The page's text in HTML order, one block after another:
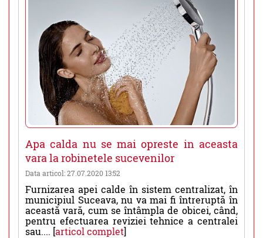
Apa calda nu se mai opreste in aceasta
vara la robinetele sucevenilor
Data articol: 27.07.2020 13:52
Furnizarea apei calde în sistem centralizat, în
municipiul Suceava, nu va mai fi întreruptă în
această vară, cum se întâmpla de obicei, când,
pentru efectuarea reviziei tehnice a centralei
sau.... [articol complet]